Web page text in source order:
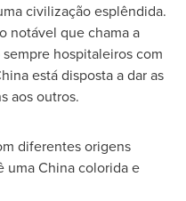
civilização esplêndida.
notável que chama a
hospitaleiros com
está disposta a dar as
aos outros.
diferentes origens
umaChinacolorida e